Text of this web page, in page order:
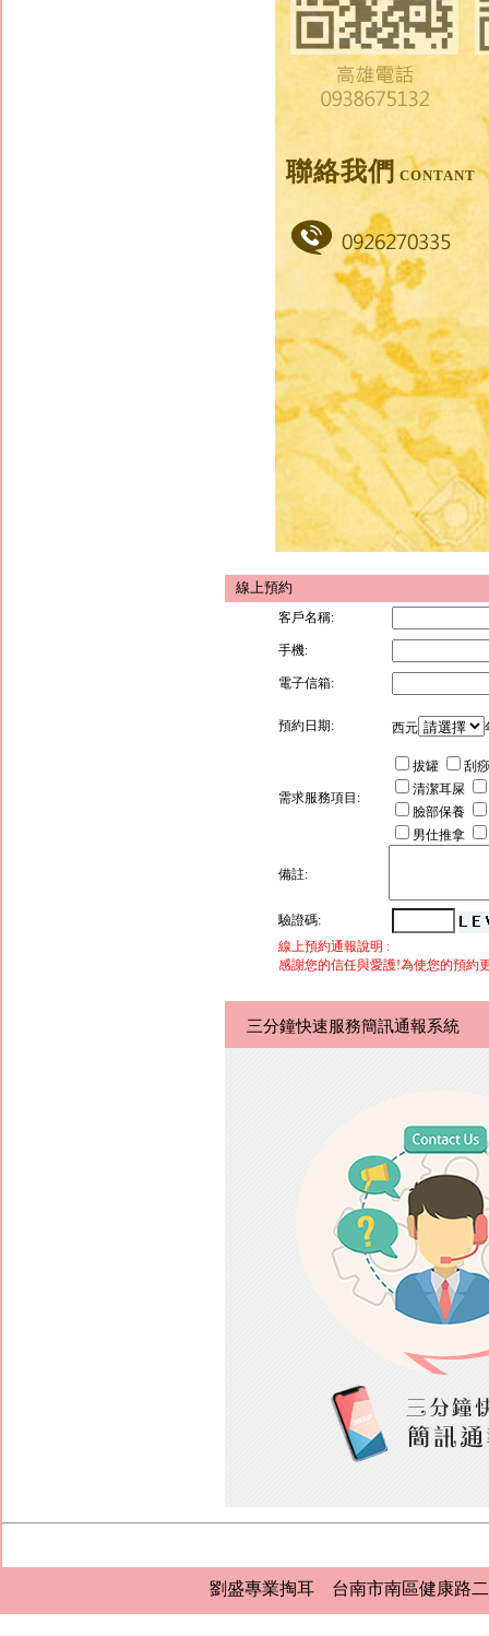
聯絡我們 CONTANT
線上預約
客戶名稱:
手機:
電子信箱:
預約日期: 西元
需求服務項目:
拔罐
刮
清潔耳屎
臉部保養
男仕推拿
備註:
驗證碼:
線上預約通報說明 :
感謝您的信任與愛護!為使您的預約
三分鐘快速服務簡訊通報系統
劉盛專業掏耳 台南市南區健康路二